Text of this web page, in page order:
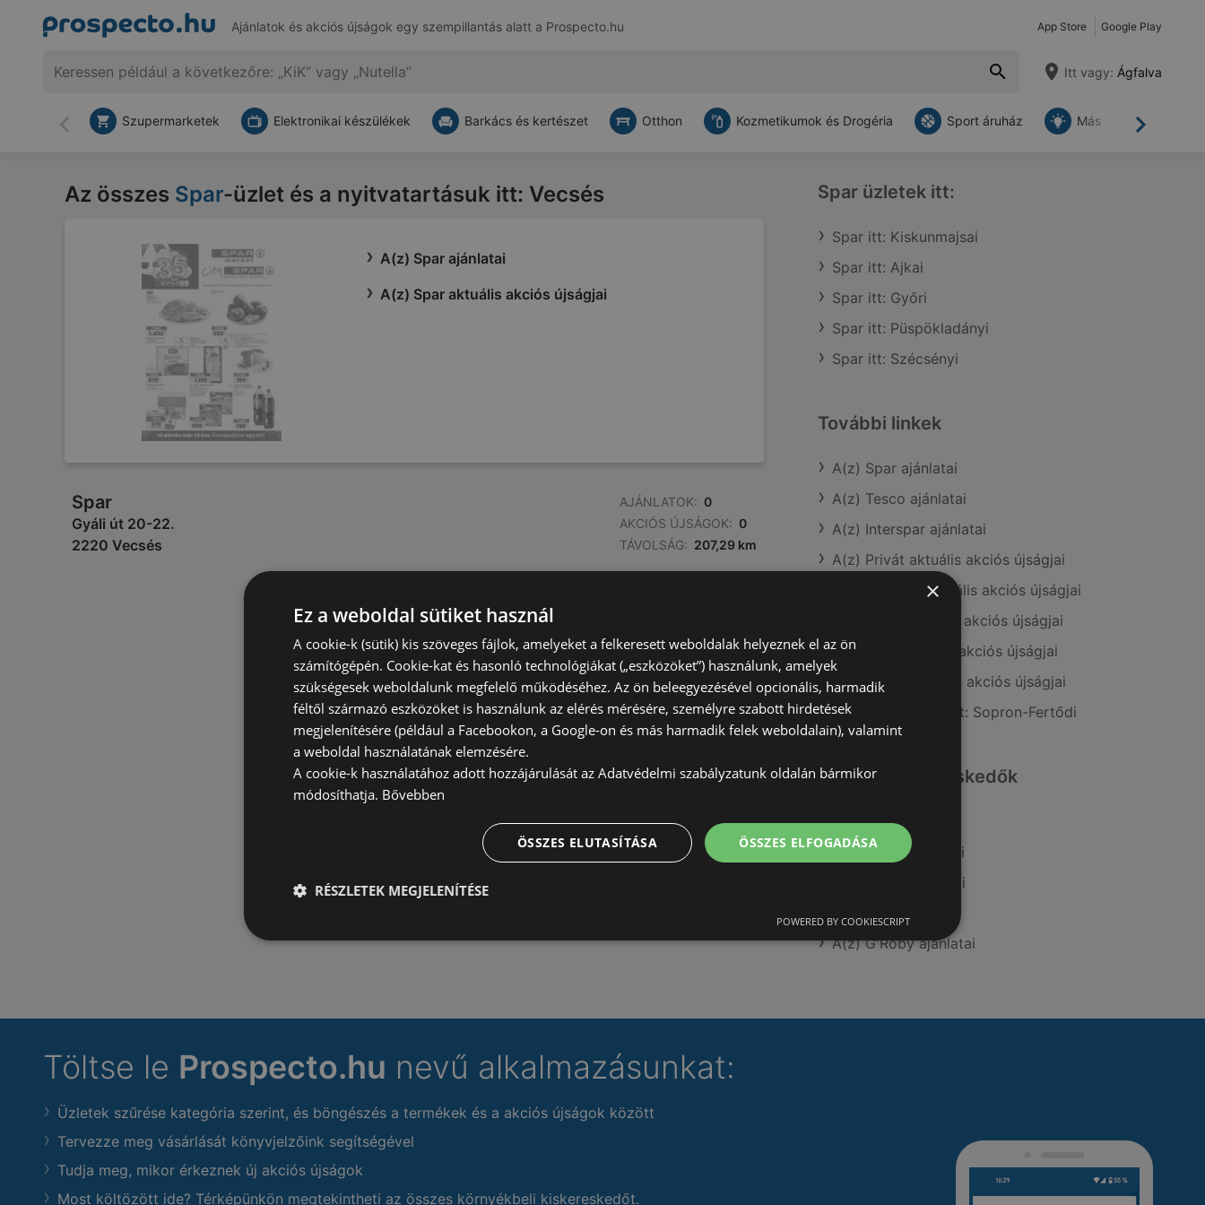
Ajánlatok és akciós újságok egy szempillantás alatt a Prospecto.hu App Store Google Play
Itt vagy: Ágfalva
Vissza Tovább
Szupermarketek Elektronikai készülékek Barkács és kertészet Otthon Kozmetikumok és Drogéria Sport áruház Más
Az összes Spar-üzlet és a nyitvatartásuk itt: Vecsés
A(z) Spar ajánlatai
A(z) Spar aktuális akciós újságjai
Spar
Gyáli út 20-22.
2220 Vecsés
AJÁNLATOK: 0
AKCIÓS ÚJSÁGOK: 0
TÁVOLSÁG: 207,29 km
Spar üzletek itt:
Spar itt: Kiskunmajsai
Spar itt: Ajkai
Spar itt: Győri
Spar itt: Püspökladányi
Spar itt: Szécsényi
További linkek
A(z) Spar ajánlatai
A(z) Tesco ajánlatai
A(z) Interspar ajánlatai
A(z) Privát aktuális akciós újságjai
A(z) ÁRKLUB aktuális akciós újságjai
A(z) Coop aktuális akciós újságjai
A(z) ALDI aktuális akciós újságjai
A(z) Metro aktuális akciós újságjai
A(z) Spar üzletei itt: Sopron-Fertődi
Hasonló kiskereskedők
A(z) CBA ajánlatai
A(z) Príma ajánlatai
A(z) Privát ajánlatai
A(z) G'Roby ajánlatai
Töltse le Prospecto.hu nevű alkalmazásunkat:
Üzletek szűrése kategória szerint, és böngészés a termékek és a akciós újságok között
Tervezze meg vásárlását könyvjelzőink segítségével
Tudja meg, mikor érkeznek új akciós újságok
Most költözött ide? Térképünkön megtekintheti az összes környékbeli kiskereskedőt.
×
Ez a weboldal sütiket használ
A cookie-k (sütik) kis szöveges fájlok, amelyeket a felkeresett weboldalak helyeznek el az ön
számítógépén. Cookie-kat és hasonló technológiákat („eszközöket”) használunk, amelyek
szükségesek weboldalunk megfelelő működéséhez. Az ön beleegyezésével opcionális, harmadik
féltől származó eszközöket is használunk az elérés mérésére, személyre szabott hirdetések
megjelenítésére (például a Facebookon, a Google-on és más harmadik felek weboldalain), valamint
a weboldal használatának elemzésére.
A cookie-k használatához adott hozzájárulását az Adatvédelmi szabályzatunk oldalán bármikor
módosíthatja. Bővebben
ÖSSZES ELFOGADÁSA
ÖSSZES ELUTASÍTÁSA
RÉSZLETEK MEGJELENÍTÉSE
POWERED BY COOKIESCRIPT